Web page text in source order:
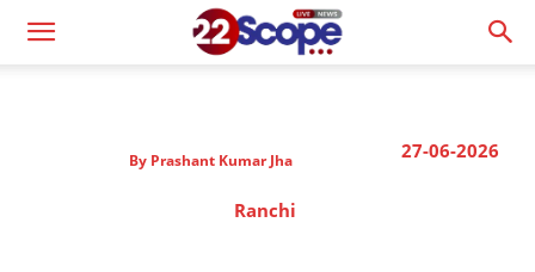
27-06-2026
By Prashant Kumar Jha
Ranchi